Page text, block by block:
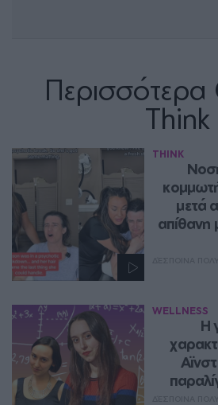
Think
THINK
μετά
WELLNESS
Η